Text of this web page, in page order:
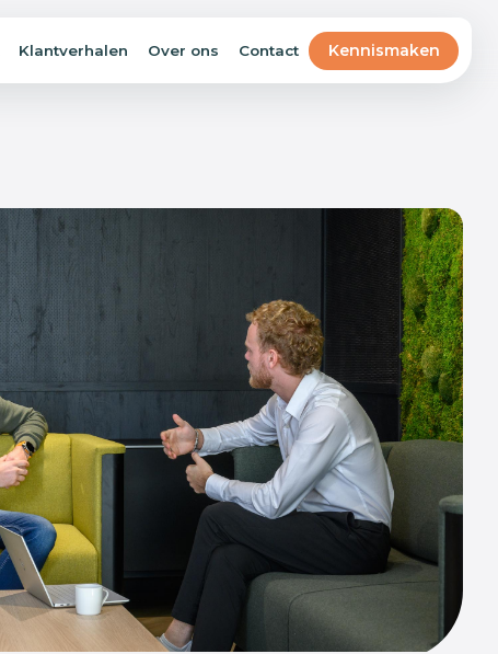
Klantverhalen Over ons Contact Kennismaken
onderdeel van je processen en niet als
losse chat-assistent.